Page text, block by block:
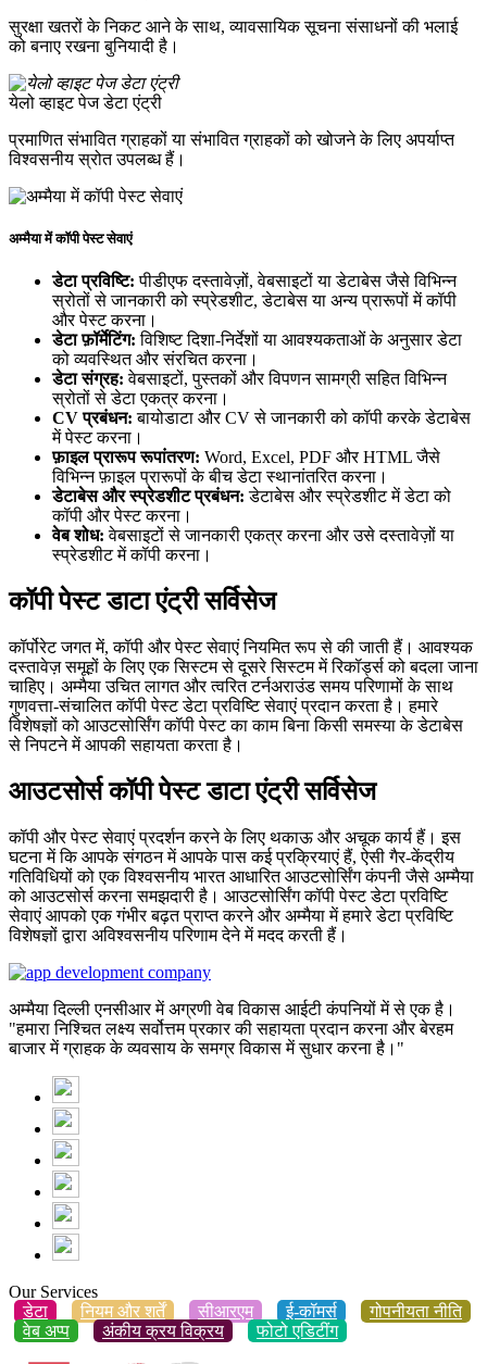
सुरक्षा खतरों के निकट आने के साथ, व्यावसायिक सूचना संसाधनों की भलाई
को बनाए रखना बुनियादी है।
येलो व्हाइट पेज डेटा एंट्री
प्रमाणित संभावित ग्राहकों या संभावित ग्राहकों को खोजने के लिए अपर्याप्त
विश्वसनीय स्रोत उपलब्ध हैं।
अम्मैया में कॉपी पेस्ट सेवाएं
डेटा प्रविष्टि:पीडीएफ दस्तावेज़ों, वेबसाइटों या डेटाबेस जैसे विभिन्न
स्रोतों से जानकारी को स्प्रेडशीट, डेटाबेस या अन्य प्रारूपों में कॉपी
और पेस्ट करना।
डेटा फ़ॉर्मेटिंग:विशिष्ट दिशा-निर्देशों या आवश्यकताओं के अनुसार डेटा
को व्यवस्थित और संरचित करना।
डेटा संग्रह:वेबसाइटों, पुस्तकों और विपणन सामग्री सहित विभिन्न
स्रोतों से डेटा एकत्र करना।
CV प्रबंधन: बायोडाटा और CV से जानकारी को कॉपी करके डेटाबेस
में पेस्ट करना।
फ़ाइल प्रारूप रूपांतरण: Word, Excel, PDF और HTML जैसे
विभिन्न फ़ाइल प्रारूपों के बीच डेटा स्थानांतरित करना।
डेटाबेस और स्प्रेडशीट प्रबंधन:डेटाबेस और स्प्रेडशीट में डेटा को
कॉपी और पेस्ट करना।
वेब शोध: वेबसाइटों से जानकारी एकत्र करना और उसे दस्तावेज़ों या
स्प्रेडशीट में कॉपी करना।
कॉपी पेस्ट डाटा एंट्री सर्विसेज
कॉर्पोरेट जगत में, कॉपी और पेस्ट सेवाएं नियमित रूप से की जाती हैं। आवश्यक
दस्तावेज़ समूहों के लिए एक सिस्टम से दूसरे सिस्टम में रिकॉर्ड्स को बदला जाना
चाहिए। अम्मैया उचित लागत और त्वरित टर्नअराउंड समय परिणामों के साथ
गुणवत्ता-संचालित कॉपी पेस्ट डेटा प्रविष्टि सेवाएं प्रदान करता है। हमारे
विशेषज्ञों को आउटसोर्सिंग कॉपी पेस्ट का काम बिना किसी समस्या के डेटाबेस
से निपटने में आपकी सहायता करता है।
आउटसोर्स कॉपी पेस्ट डाटा एंट्री सर्विसेज
कॉपी और पेस्ट सेवाएं प्रदर्शन करने के लिए थकाऊ और अचूक कार्य हैं। इस
घटना में कि आपके संगठन में आपके पास कई प्रक्रियाएं हैं, ऐसी गैर-केंद्रीय
गतिविधियों को एक विश्वसनीय भारत आधारित आउटसोर्सिंग कंपनी जैसे अम्मैया
को आउटसोर्स करना समझदारी है। आउटसोर्सिंग कॉपी पेस्ट डेटा प्रविष्टि
सेवाएं आपको एक गंभीर बढ़त प्राप्त करने और अम्मैया में हमारे डेटा प्रविष्टि
विशेषज्ञों द्वारा अविश्वसनीय परिणाम देने में मदद करती हैं।
अम्मैया दिल्ली एनसीआर में अग्रणी वेब विकास आईटी कंपनियों में से एक है।
"हमारा निश्चित लक्ष्य सर्वोत्तम प्रकार की सहायता प्रदान करना और बेरहम
बाजार में ग्राहक के व्यवसाय के समग्र विकास में सुधार करना है।"
Our Services
डेटा
नियम और शर्तें सीआरएम ई-कॉमर्स
गोपनीयता नीति
वेब अप्प
अंकीय क्रय विक्रय फोटो एडिटींग